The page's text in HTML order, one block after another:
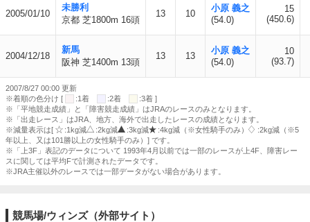
2005/01/10
未勝利
京都 芝1800m 16頭
13 10
小原 義之
(54.0)
15
(450.6)
2004/12/18
新馬
阪神 芝1400m 13頭
13 13
小原 義之
(54.0)
10
(93.7)
2007/8/27 00:00 更新
※着順の色分け [
:1着 :2着
:3着 ]
※「平地競走成績」と「障害競走成績」はJRAのレースのみとなります。
※「出走レース」はJRA、地方、海外で出走したレースの成績となります。
※減量表示は[
:1kg減 :2kg減 :3kg減 :4kg減（※女性騎手のみ）
:2kg減（※5
年以上、又は101勝以上の女性騎手のみ）] です。
※「上3F」表記のデータについて 1993年4月以前では一部のレースが上4F、障害レー
スに関しては平均Fで計測されたデータです。
※JRA主催以外のレースでは一部データがない場合があります。
競馬場/ウィンズ（外部サイト）